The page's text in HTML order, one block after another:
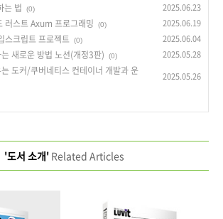
는 법
(0) 2025.06.23
스트 Axum 프로그래밍 (0) 2025.06.19
크립트 프로젝트 (0) 2025.06.04
새로운 방법 노션(개정3판) (0) 2025.05.28
도커/쿠버네티스 컨테이너 개발과 운
2025.05.26
'도서 소개'Related Articles